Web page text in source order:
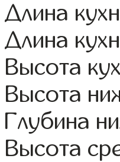
Длина
Длина
Высота
Высота
Глубина
Высота